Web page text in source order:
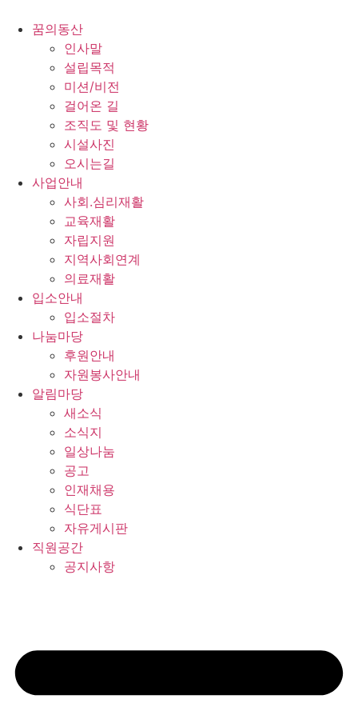
꿈의동산
인사말
설립목적
미션/비전
걸어온 길
조직도 및 현황
시설사진
오시는길
사업안내
사회.심리재활
교육재활
자립지원
지역사회연계
의료재활
입소안내
입소절차
나눔마당
후원안내
자원봉사안내
알림마당
새소식
소식지
일상나눔
공고
인재채용
식단표
자유게시판
직원공간
공지사항